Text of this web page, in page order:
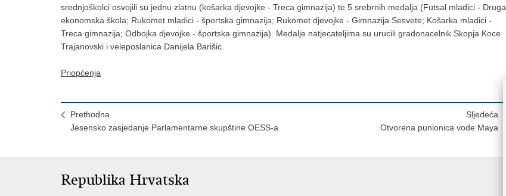
srednjoškolci osvojili su jednu zlatnu (košarka djevojke - Treca gimnazija) te 5 srebrnih medalja (Futsal mladici - Druga
ekonomska škola; Rukomet mladici - športska gimnazija; Rukomet djevojke - Gimnazija Sesvete; Košarka mladici -
Treca gimnazija; Odbojka djevojke - športska gimnazija). Medalje natjecateljima su urucili gradonacelnik Skopja Koce
Trajanovski i veleposlanica Danijela Barišic.
Priopćenja
Prethodna
Jesensko zasjedanje Parlamentarne skupštine OESS-a
Sljedeća
Otvorena punionica vode Maya
Republika Hrvatska